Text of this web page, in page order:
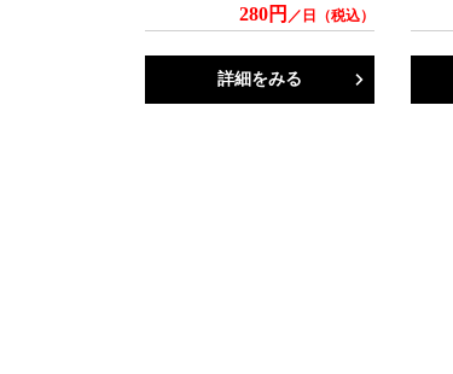
280円 ／日（税込）
詳細をみる